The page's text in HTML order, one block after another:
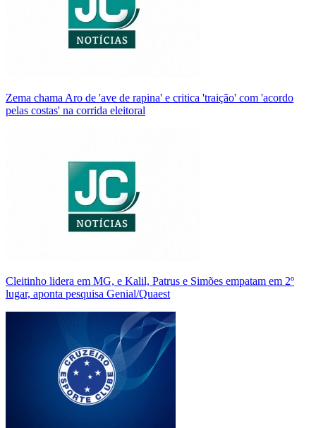
Zema chama Aro de 'ave de rapina' e critica 'traição' com 'acordo
pelas costas' na corrida eleitoral
Cleitinho lidera em MG, e Kalil, Patrus e Simões empatam em 2º
lugar, aponta pesquisa Genial/Quaest